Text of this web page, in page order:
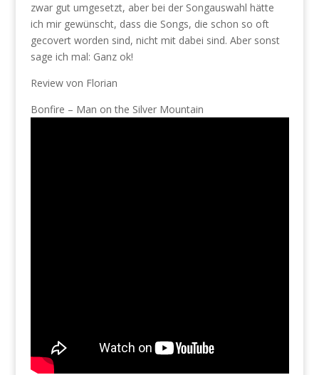
zwar gut umgesetzt, aber bei der Songauswahl hätte
ich mir gewünscht, dass die Songs, die schon so oft
gecovert worden sind, nicht mit dabei sind. Aber sonst
sage ich mal: Ganz ok!
Review von Florian
Bonfire – Man on the Silver Mountain